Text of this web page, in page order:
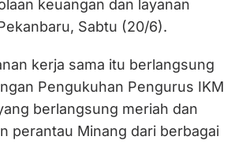
keuangan dan layanan
Sabtu (20/6).
kerja sama itu berlangsung
Pengukuhan Pengurus IKM
berlangsung meriah dan
perantau Minang dari berbagai